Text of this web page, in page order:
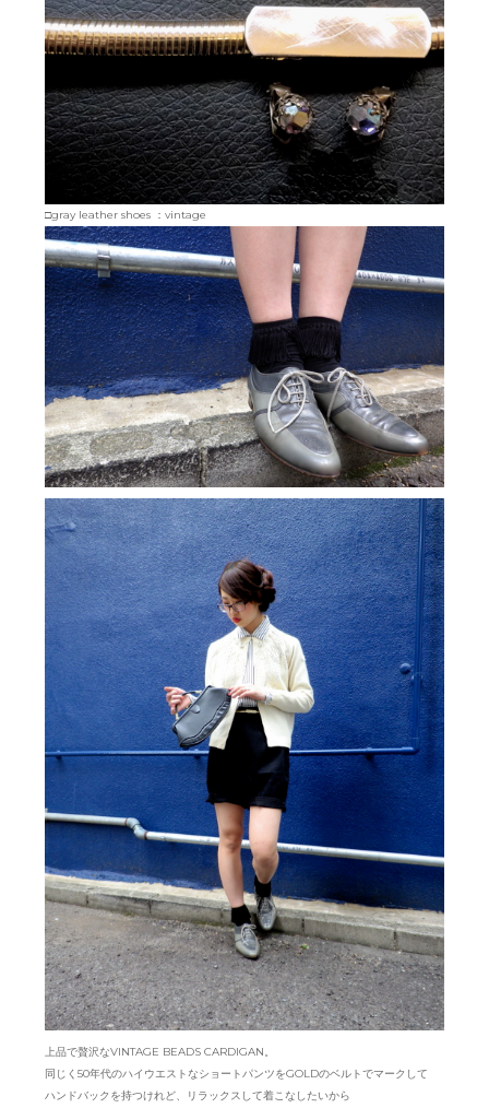
□gray leather shoes ：vintage
上品で贅沢なVINTAGE BEADS CARDIGAN。
同じく50年代のハイウエストなショートパンツをGOLDのベルトでマークして
ハンドバックを持つけれど、リラックスして着こなしたいから